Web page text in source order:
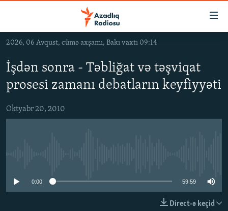
Əsas
qayıt
Əsas
naviqasiyaya
qayıt
Axtarışa
#İZAHLA
KORRUPSIOMETR
#ƏSLINDƏ
MULTIMEDIA
2026, 06 Avqust, cümə axşamı, Bakı vaxtı 09:14
İşdən sonra - Təbliğat və təşviqat
prosesi zamanı debatların keyfiyyəti
Oktyabr 20, 2010
0:00 59:59
Direct-ə keçid